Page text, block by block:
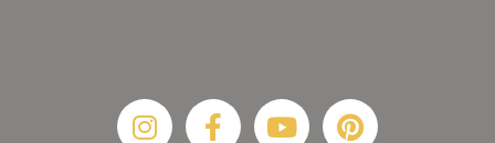
InstagramFacebook-
f
YoutubePinterest